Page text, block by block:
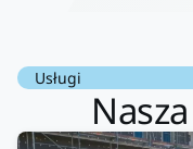
Usługi